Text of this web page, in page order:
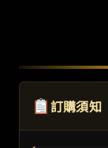
訂購須知